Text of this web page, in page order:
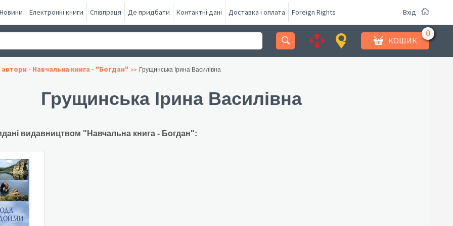
Новини Електронні книги Співпраця Де придбати Контактні дані Доставка і оплата Foreign Rights Вхід
КОШИК
- Навчальна книга - "Богдан" Грущинська Ірина Василівна
Грущинська Ірина Василівна
видавництвом "Навчальна книга - Богдан":